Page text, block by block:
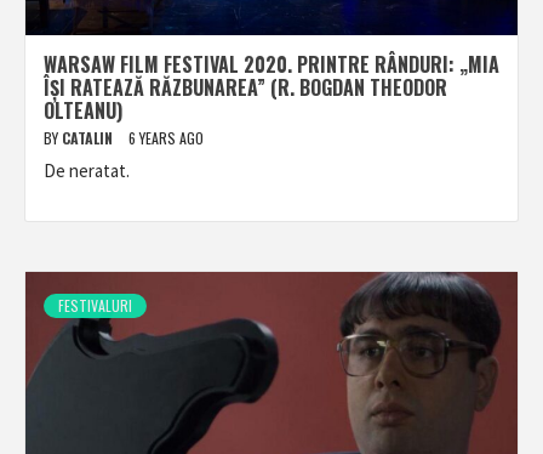
WARSAW FILM FESTIVAL 2020. PRINTRE RÂNDURI: „MIA
ÎȘI RATEAZĂ RĂZBUNAREA” (R. BOGDAN THEODOR
OLTEANU)
BY CATALIN 6 YEARS AGO
De neratat.
FESTIVALURI